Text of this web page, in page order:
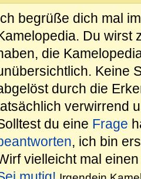
begrüße dich mal
Du wirst
die
Keine
durch die
verwirrend
du eine Frage
, ich bin
vielleicht mal